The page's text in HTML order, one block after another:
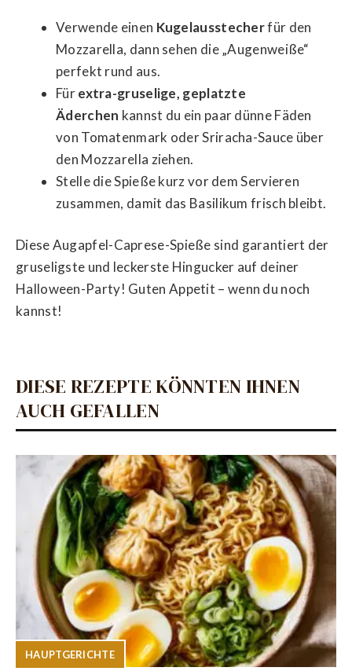
Verwende einen Kugelausstecherfür den
Mozzarella, dann sehen die „Augenweiße“
perfekt rund aus.
Fürextra-gruselige, geplatzte
Äderchen kannst du ein paar dünne Fäden
von Tomatenmark oder Sriracha-Sauce über
den Mozzarella ziehen.
Stelle die Spieße kurz vor dem Servieren
zusammen, damit das Basilikum frisch bleibt.
Diese Augapfel-Caprese-Spieße sind garantiert der
gruseligste und leckerste Hingucker auf deiner
Halloween-Party! Guten Appetit – wenn du noch
kannst!
DIESE REZEPTE KÖNNTEN IHNEN
AUCH GEFALLEN
HAUPTGERICHTE